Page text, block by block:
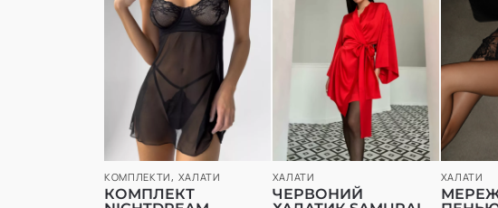
КОМПЛЕКТИ, ХАЛАТИ
КОМПЛЕКТ
ХАЛАТИ
ЧЕРВОНИЙ
ХАЛАТИ